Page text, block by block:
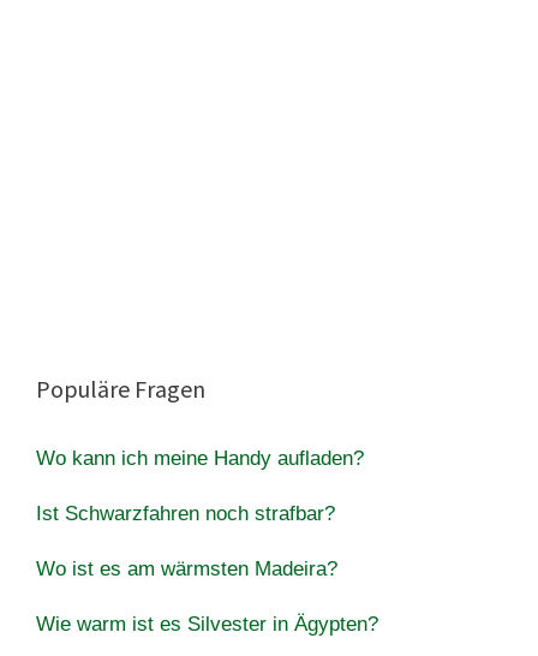
Populäre Fragen
Wo kann ich meine Handy aufladen?
Ist Schwarzfahren noch strafbar?
Wo ist es am wärmsten Madeira?
Wie warm ist es Silvester in Ägypten?